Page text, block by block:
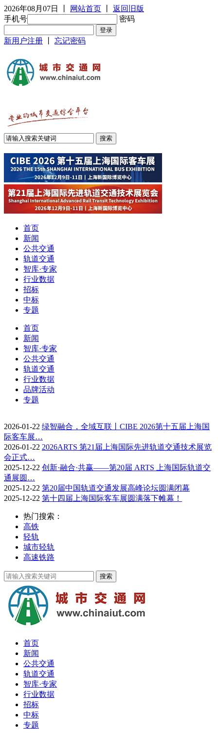
2026年08月07日 网站首页
返回旧版
手机号
密码
新用户注册 忘记密码
首页
新闻
公共交通
轨道交通
智库·专家
行业数据
招标
中标
专题
首页
新闻
智库·专家
公共交通
轨道交通
行业数据
品牌活动
专题
2026-01-22 绿智融合，全域互联丨CIBE 2026第十五届上海国
际客车展…
2026-01-22 2026ARTS 第21届上海国际先进轨道交通技术展览
会正式…
2025-12-22 创新·融合·共赢——第20届 ARTS 上海国际轨道交
通展圆…
2025-12-22 第20届中国轨道交通发展高峰论坛圆满闭幕
2025-12-22 第十四届上海国际客车展圆满落下帷幕！
热门搜索：
高铁
轻轨
城市轻轨
高速铁路
首页
新闻
公共交通
轨道交通
智库·专家
行业数据
招标
中标
专题